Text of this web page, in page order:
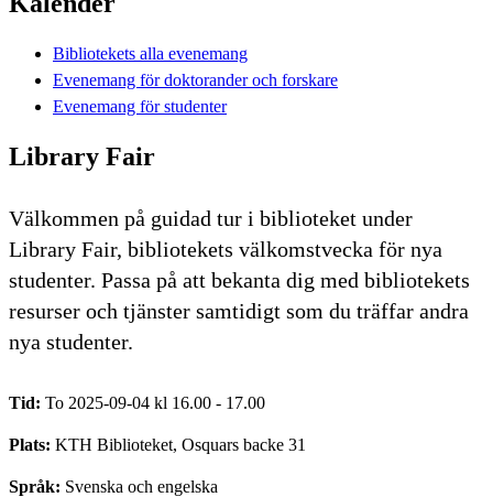
Bibliotekets alla evenemang
Evenemang för doktorander och forskare
Evenemang för studenter
Library Fair
Välkommen på guidad tur i biblioteket under
Library Fair, bibliotekets välkomstvecka för nya
studenter. Passa på att bekanta dig med bibliotekets
resurser och tjänster samtidigt som du träffar andra
nya studenter.
Tid: To 2025-09-04 kl 16.00 - 17.00
Plats: KTH Biblioteket, Osquars backe 31
Språk: Svenska och engelska